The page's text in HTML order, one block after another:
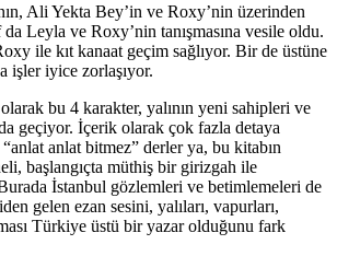
Ali Yekta Bey’in ve Roxy’nin üzerinden
Leyla ve Roxy’nin tanışmasına vesile oldu.
ile kıt kanaat geçim sağlıyor. Bir de üstüne
işler iyice zorlaşıyor.
bu 4 karakter, yalının yeni sahipleri ve
geçiyor. İçerik olarak çok fazla detaya
anlat bitmez” derler ya, bu kitabın
başlangıçta müthiş bir girizgah ile
İstanbul gözlemleri ve betimlemeleri de
gelen ezan sesini, yalıları, vapurları,
Türkiye üstü bir yazar olduğunu fark